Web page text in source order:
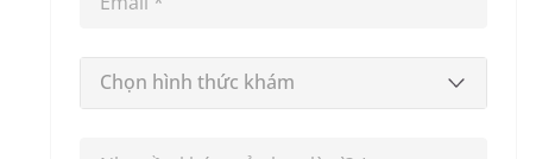
Chọn hình thức khám